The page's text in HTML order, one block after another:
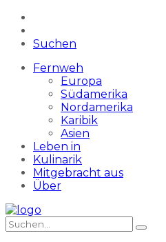
Suchen
Fernweh
Europa
Südamerika
Nordamerika
Karibik
Asien
Leben in
Kulinarik
Mitgebracht aus
Über